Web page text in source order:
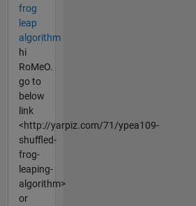
frog
leap
algorithm
hi
RoMeO.
go to
below
link
<http://yarpiz.com/71/ypea109-
shuffled-
frog-
leaping-
algorithm>
or